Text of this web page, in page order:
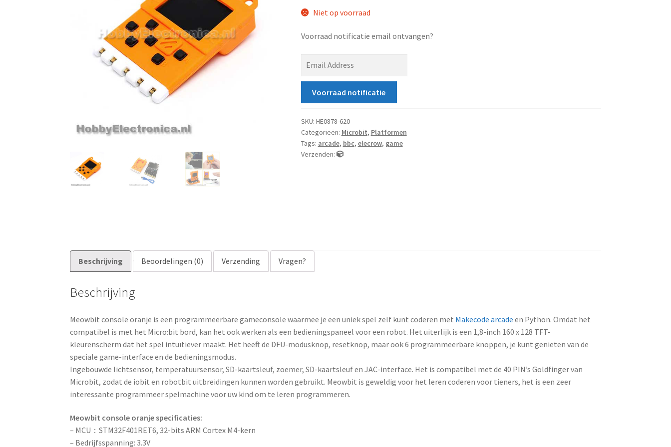
Niet op voorraad
Voorraad notificatie email ontvangen?
t
y
o
u
r
d
r
t
o
j
i
n
t
Voorraad notificatie
SKU: HE0878-620
Categorieën: Microbit, Platformen
Tags: arcade, bbc, elecrow, game
Verzenden:
Beschrijving Beoordelingen (0) Verzending Vragen?
Beschrijving
Meowbit console oranje is een programmeerbare gameconsole waarmee je een uniek spel zelf kunt coderen met Makecode arcade en Python. Omdat het
compatibel is met het Micro:bit bord, kan het ook werken als een bedieningspaneel voor een robot. Het uiterlijk is een 1,8-inch 160 x 128 TFT-
kleurenscherm dat het spel intuïtiever maakt. Het heeft de DFU-modusknop, resetknop, maar ook 6 programmeerbare knoppen, je kunt genieten van de
speciale game-interface en de bedieningsmodus.
Ingebouwde lichtsensor, temperatuursensor, SD-kaartsleuf, zoemer, SD-kaartsleuf en JAC-interface. Het is compatibel met de 40 PIN’s Goldfinger van
Microbit, zodat de iobit en robotbit uitbreidingen kunnen worden gebruikt. Meowbit is geweldig voor het leren coderen voor tieners, het is een zeer
interessante programmeer spelmachine voor uw kind om te leren programmeren.
Meowbit console oranje specificaties:
– MCU：STM32F401RET6, 32-bits ARM Cortex M4-kern
– Bedrijfsspanning: 3.3V